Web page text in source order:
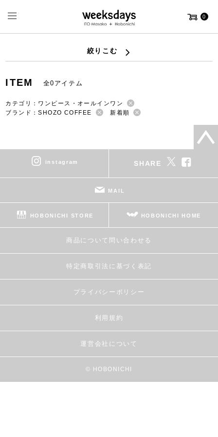
0
絞りこむ
ITEM 全0アイテム
カテゴリ：ワンピース・オールインワン
ブランド：SHOZO COFFEE
新着順
instagram SHARE
MAIL
HOBONICHI STORE HOBONICHI HOME
商品について問い合わせる
特定商取引法に基づく表記
プライバシーポリシー
利用規約
運営会社について
© HOBONICHI